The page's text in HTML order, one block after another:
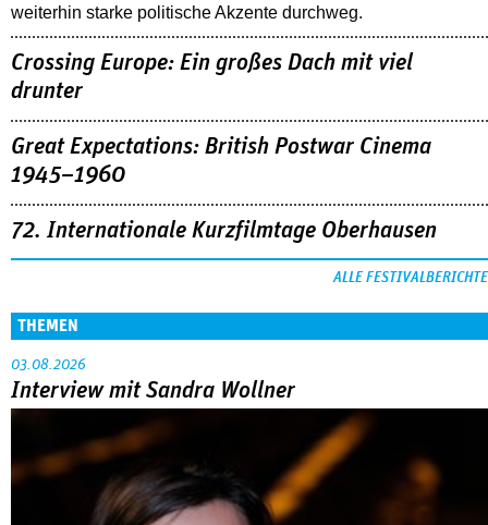
weiterhin starke politische Akzente durchweg.
Crossing Europe: Ein großes Dach mit viel
drunter
Great Expectations: British Postwar Cinema
1945–1960
72. Internationale Kurzfilmtage Oberhausen
ALLE FESTIVALBERICHTE
THEMEN
03.08.2026
Interview mit Sandra Wollner